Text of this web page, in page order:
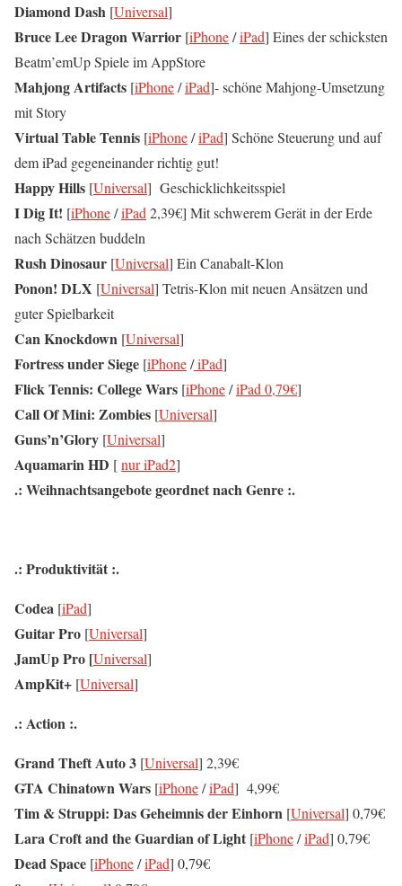
Diamond Dash [Universal]
Bruce Lee Dragon Warrior [iPhone/iPad] Eines der schicksten
Beatm’emUp Spiele im AppStore
Mahjong Artifacts [iPhone/iPad]- schöne Mahjong-Umsetzung
mit Story
Virtual Table Tennis [iPhone/iPad] Schöne Steuerung und auf
dem iPad gegeneinander richtig gut!
Happy Hills [Universal] Geschicklichkeitsspiel
I Dig It! [iPhone/iPad 2,39€] Mit schwerem Gerät in der Erde
nach Schätzen buddeln
Rush Dinosaur [Universal] Ein Canabalt-Klon
Ponon! DLX [Universal] Tetris-Klon mit neuen Ansätzen und
guter Spielbarkeit
Can Knockdown [Universal]
Fortress under Siege [iPhone/iPad]
Flick Tennis: College Wars [iPhone/iPad 0,79€]
Call Of Mini: Zombies [Universal]
Guns’n’Glory [Universal]
Aquamarin HD [nur iPad2]
.: Weihnachtsangebote geordnet nach Genre :.
.: Produktivität :.
Codea [iPad]
Guitar Pro [Universal]
JamUp Pro [Universal]
AmpKit+ [Universal]
.: Action :.
Grand Theft Auto 3 [Universal] 2,39€
GTA Chinatown Wars [iPhone/iPad] 4,99€
Tim & Struppi: Das Geheimnis der Einhorn [Universal] 0,79€
Lara Croft and the Guardian of Light [iPhone/iPad] 0,79€
Dead Space [iPhone/iPad] 0,79€